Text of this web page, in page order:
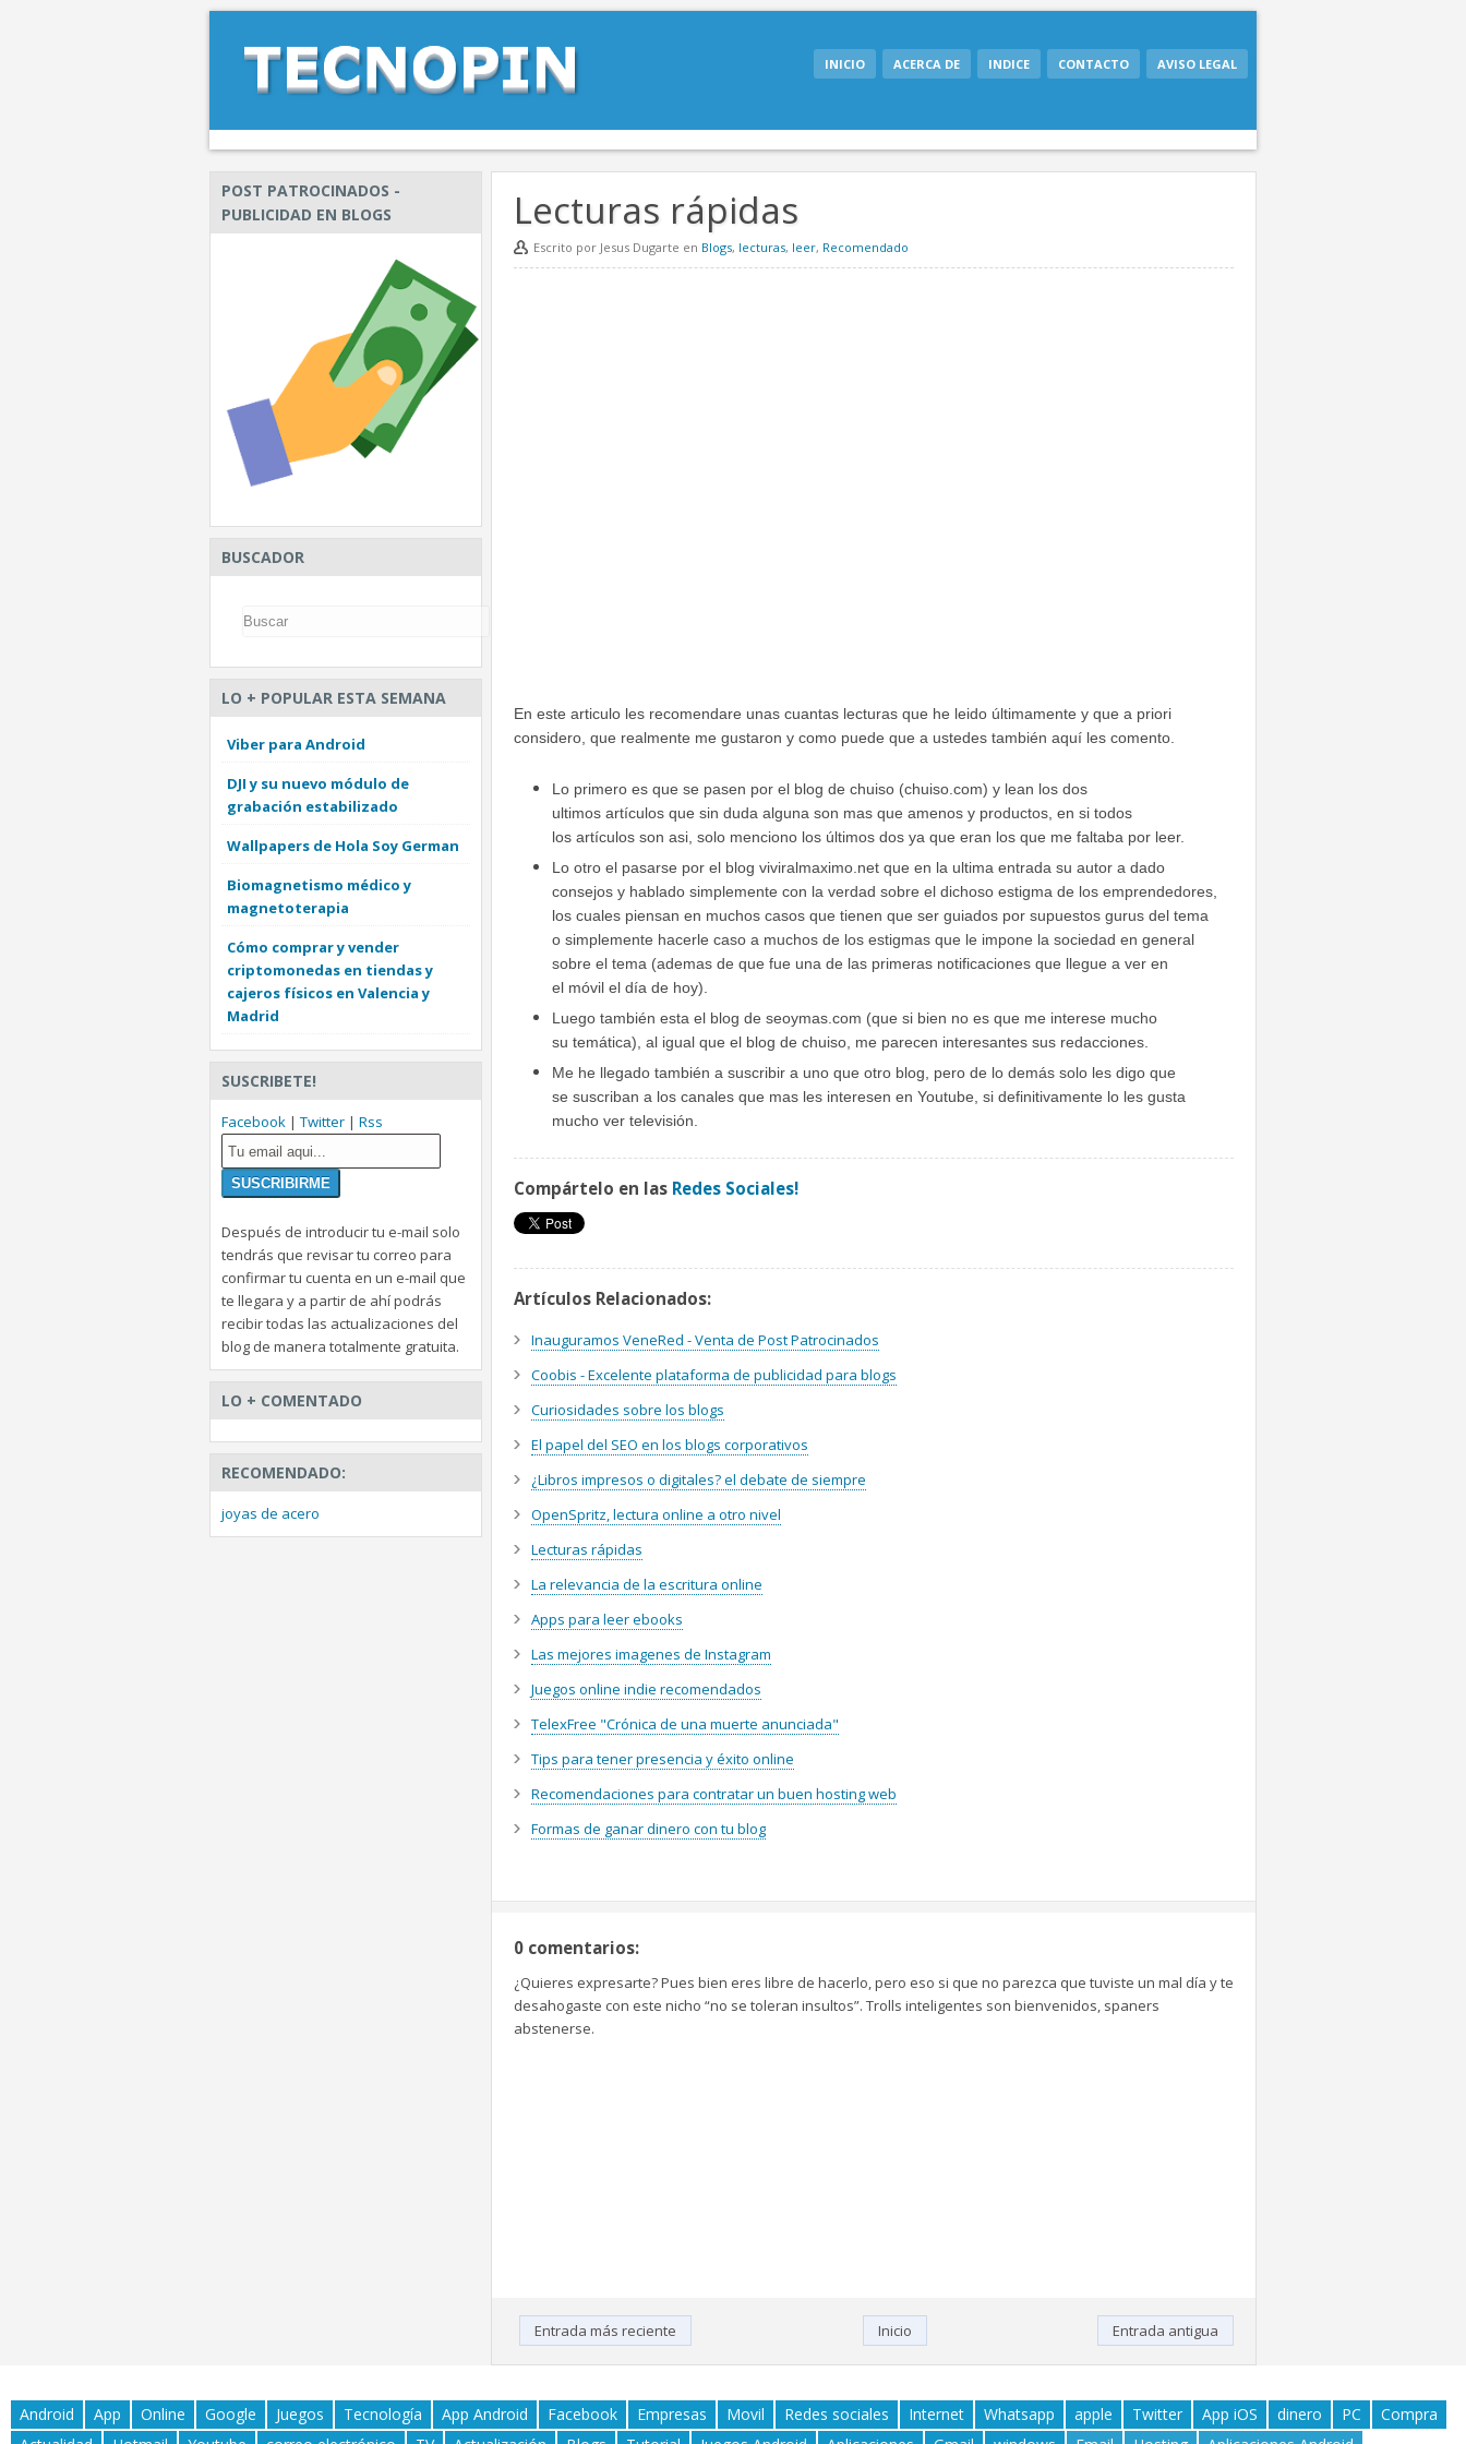
INICIO ACERCA DE INDICE CONTACTO AVISO LEGAL
Lecturas rápidas
Escrito por Jesus Dugarte en Blogs, lecturas, leer, Recomendado
En este articulo les recomendare unas cuantas lecturas que he leido últimamente y que a priori
considero, que realmente me gustaron y como puede que a ustedes también aquí les comento.
Lo primero es que se pasen por el blog de chuiso (chuiso.com) y lean los dos
ultimos artículos que sin duda alguna son mas que amenos y productos, en si todos
los artículos son asi, solo menciono los últimos dos ya que eran los que me faltaba por leer.
Lo otro el pasarse por el blog viviralmaximo.net que en la ultima entrada su autor a dado
consejos y hablado simplemente con la verdad sobre el dichoso estigma de los emprendedores,
los cuales piensan en muchos casos que tienen que ser guiados por supuestos gurus del tema
o simplemente hacerle caso a muchos de los estigmas que le impone la sociedad en general
sobre el tema (ademas de que fue una de las primeras notificaciones que llegue a ver en
el móvil el día de hoy).
Luego también esta el blog de seoymas.com (que si bien no es que me interese mucho
su temática), al igual que el blog de chuiso, me parecen interesantes sus redacciones.
Me he llegado también a suscribir a uno que otro blog, pero de lo demás solo les digo que
se suscriban a los canales que mas les interesen en Youtube, si definitivamente lo les gusta
mucho ver televisión.
Compártelo en las Redes Sociales!
Artículos Relacionados:
Inauguramos VeneRed - Venta de Post Patrocinados
Coobis - Excelente plataforma de publicidad para blogs
Curiosidades sobre los blogs
El papel del SEO en los blogs corporativos
¿Libros impresos o digitales? el debate de siempre
OpenSpritz, lectura online a otro nivel
Lecturas rápidas
La relevancia de la escritura online
Apps para leer ebooks
Las mejores imagenes de Instagram
Juegos online indie recomendados
TelexFree "Crónica de una muerte anunciada"
Tips para tener presencia y éxito online
Recomendaciones para contratar un buen hosting web
Formas de ganar dinero con tu blog
0 comentarios:
¿Quieres expresarte? Pues bien eres libre de hacerlo, pero eso si que no parezca que tuviste un mal día y te
desahogaste con este nicho “no se toleran insultos”. Trolls inteligentes son bienvenidos, spaners
abstenerse.
Entrada más reciente Entrada antigua
Inicio
POST PATROCINADOS -
PUBLICIDAD EN BLOGS
BUSCADOR
LO + POPULAR ESTA SEMANA
Viber para Android
DJI y su nuevo módulo de
grabación estabilizado
Wallpapers de Hola Soy German
Biomagnetismo médico y
magnetoterapia
Cómo comprar y vender
criptomonedas en tiendas y
cajeros físicos en Valencia y
Madrid
SUSCRIBETE!
Facebook | Twitter | Rss
Después de introducir tu e-mail solo
tendrás que revisar tu correo para
confirmar tu cuenta en un e-mail que
te llegara y a partir de ahí podrás
recibir todas las actualizaciones del
blog de manera totalmente gratuita.
LO + COMENTADO
RECOMENDADO:
joyas de acero
Android App Online Google Juegos Tecnología App Android Facebook Empresas Movil Redes sociales Internet Whatsapp apple Twitter App iOS dinero PC
Compra